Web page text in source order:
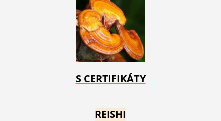
S CERTIFIKÁTY
REISHI